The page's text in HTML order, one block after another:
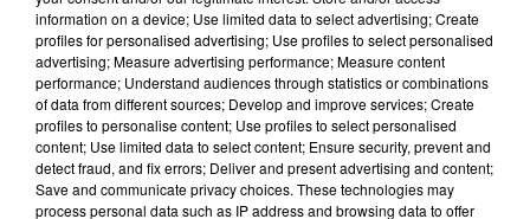
Organisateur
Fuhrmann Priscilla
0650810337
priscilla.fuhrmann@gmail.com
Tarif Gratuit
information on a device; Use limited data to select advertising; Create
profiles for personalised advertising; Use profiles to select personalised
advertising; Measure advertising performance; Measure content
performance; Understand audiences through statistics or combinations
of data from different sources; Develop and improve services; Create
profiles to personalise content; Use profiles to select personalised
content; Use limited data to select content; Ensure security, prevent and
detect fraud, and fix errors; Deliver and present advertising and content;
Save and communicate privacy choices. These technologies may
process personal data such as IP address and browsing data to offer